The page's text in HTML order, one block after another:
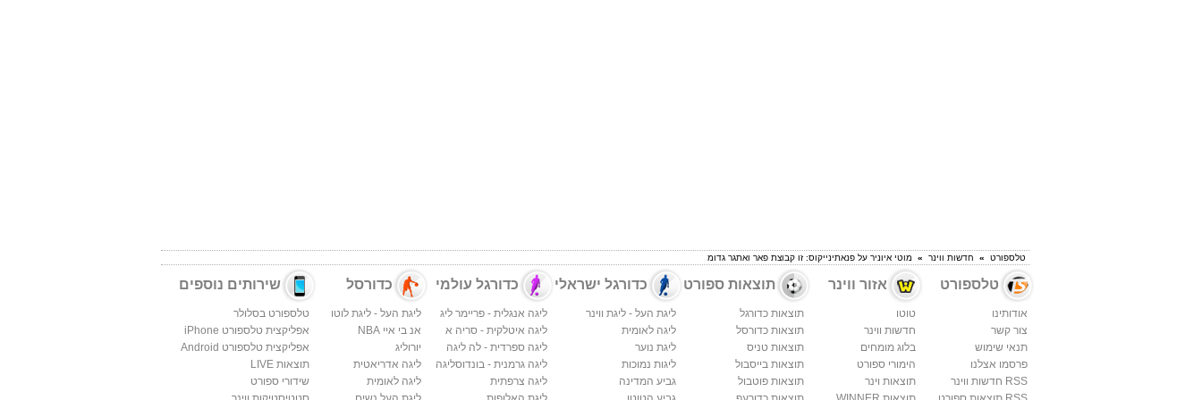
טלספורט » חדשות ווינר » מוטי איוניר על פנאתינייקוס: זו קבוצת פאר ואתגר גדומ
טלספורט
אודותינו
צור קשר
תנאי שימוש
פרסמו אצלנו
RSS חדשות ווינר
אזור ווינר
טוטו
חדשות ווינר
בלוג מומחים
הימורי ספורט
תוצאות וינר
תוצאות ספורט
תוצאות כדורגל
תוצאות כדורסל
תוצאות טניס
תוצאות בייסבול
תוצאות פוטבול
כדורגל ישראלי
ליגת העל - ליגת ווינר
ליגה לאומית
ליגת נוער
ליגות נמוכות
גביע המדינה
כדורגל עולמי
ליגה אנגלית - פריימר ליג
ליגה איטלקית - סריה א
ליגה ספרדית - לה ליגה
ליגה גרמנית - בונדוסליגה
ליגה צרפתית
כדורסל
ליגת העל - ליגת לוטו
אנ בי איי NBA
יורוליג
ליגה אדריאטית
ליגה לאומית
שירותים נוספים
טלספורט בסלולר
אפליקצית טלספורט iPhone
אפליקצית טלספורט Android
תוצאות LIVE
שידורי ספורט